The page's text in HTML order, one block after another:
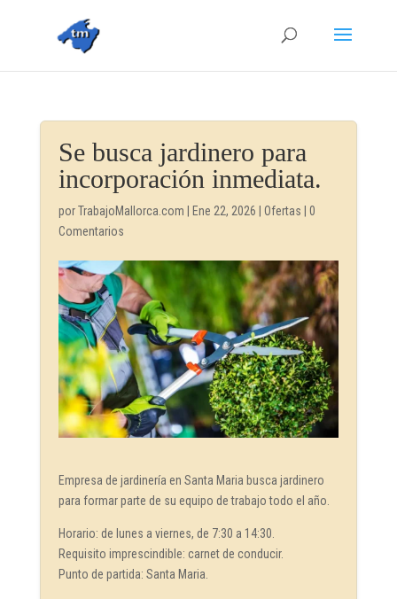
Se busca jardinero para
incorporación inmediata.
porTrabajoMallorca.com Ene 22, 2026 Ofertas
0
Comentarios
Empresa de jardinería en Santa Maria busca jardinero
para formar parte de su equipo de trabajo todo el año.
Horario: de lunes a viernes, de 7:30 a 14:30.
Requisito imprescindible: carnet de conducir.
Punto de partida: Santa Maria.